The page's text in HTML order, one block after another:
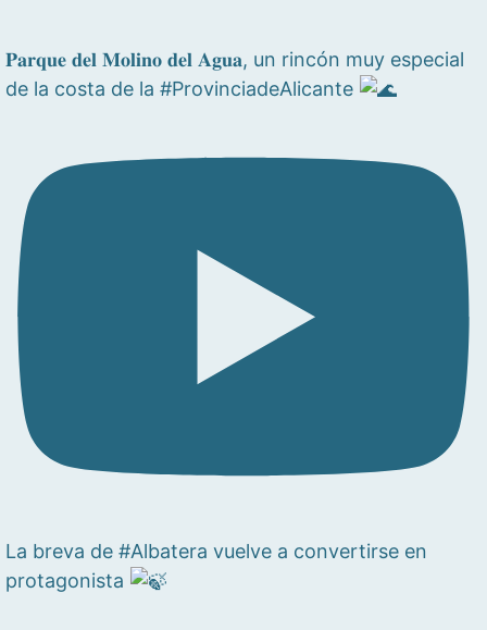
𝐏𝐚𝐫𝐪𝐮𝐞 𝐝𝐞𝐥 𝐌𝐨𝐥𝐢𝐧𝐨 𝐝𝐞𝐥 𝐀𝐠𝐮𝐚, un rincón muy especial
de la costa de la #ProvinciadeAlicante
La breva de #Albatera vuelve a convertirse en
protagonista